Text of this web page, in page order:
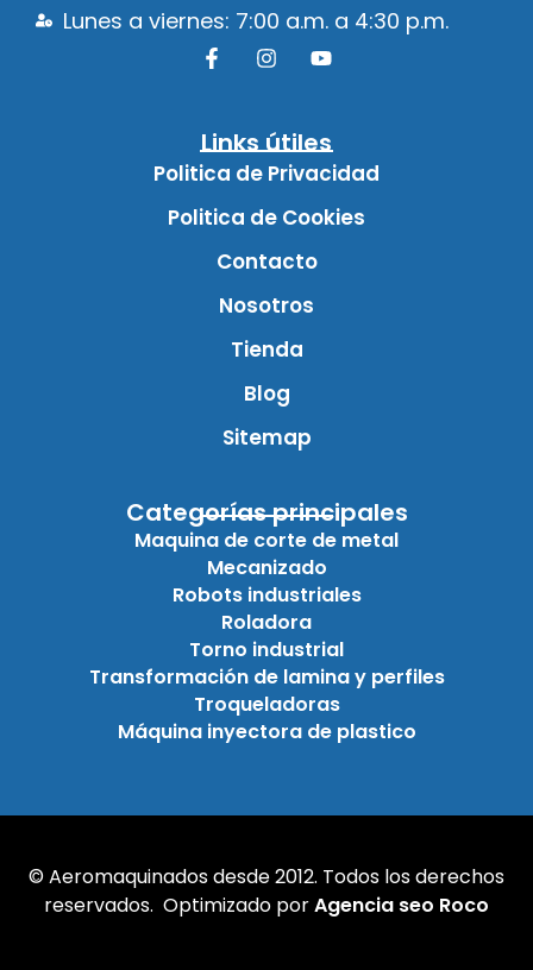
Lunes a viernes: 7:00 a.m. a 4:30 p.m.
Links útiles
Politica de Privacidad
Politica de Cookies
Contacto
Nosotros
Tienda
Blog
Sitemap
Categorías principales
Maquina de corte de metal
Mecanizado
Robots industriales
Roladora
Torno industrial
Transformación de lamina y perfiles
Troqueladoras
Máquina inyectora de plastico
© Aeromaquinados desde 2012. Todos los derechos
reservados. Optimizado porAgencia seo Roco